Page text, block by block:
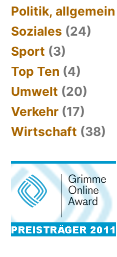
Politik, allgemein
Soziales (24)
Sport (3)
Top Ten (4)
Umwelt (20)
Verkehr (17)
Wirtschaft (38)